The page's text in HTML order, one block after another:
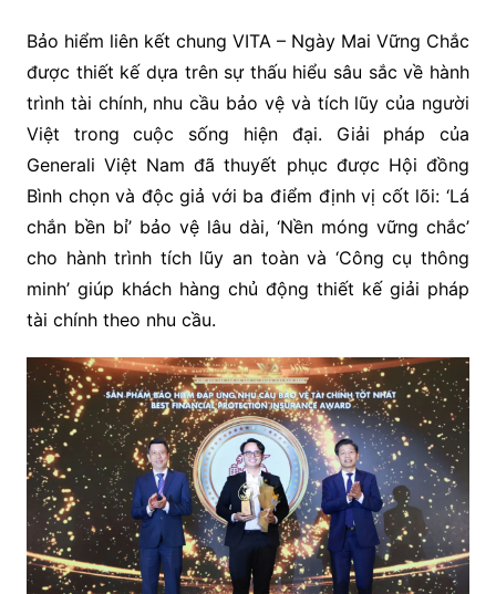
Bảo hiểm liên kết chung VITA – Ngày Mai Vững Chắc
được thiết kế dựa trên sự thấu hiểu sâu sắc về hành
trình tài chính, nhu cầu bảo vệ và tích lũy của người
Việt trong cuộc sống hiện đại. Giải pháp của
Generali Việt Nam đã thuyết phục được Hội đồng
Bình chọn và độc giả với ba điểm định vị cốt lõi: ‘Lá
chắn bền bỉ’ bảo vệ lâu dài, ‘Nền móng vững chắc’
cho hành trình tích lũy an toàn và ‘Công cụ thông
minh’ giúp khách hàng chủ động thiết kế giải pháp
tài chính theo nhu cầu.